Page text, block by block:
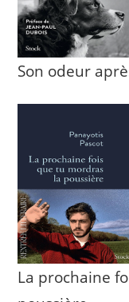
Son odeur
La prochaine